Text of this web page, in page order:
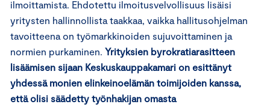
ilmoittamista. Ehdotettu ilmoitusvelvollisuus lisäisi
yritysten hallinnollista taakkaa, vaikka hallitusohjelman
tavoitteena on työmarkkinoiden sujuvoittaminen ja
normien purkaminen. Yrityksien byrokratiarasitteen
lisäämisen sijaan Keskuskauppakamari on esittänyt
yhdessä monien elinkeinoelämän toimijoiden kanssa,
että olisi säädetty työnhakijan omasta